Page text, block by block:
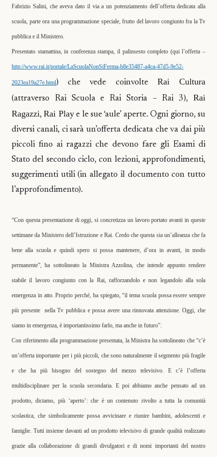
Fabrizio Salini, che aveva dato il via a un potenziamento dell’offerta dedicata alla
scuola, parte ora una programmazione speciale, frutto del lavoro congiunto fra la Tv
pubblica e il Ministero.
Presentato stamattina, in conferenza stampa, il palinsesto completo (qui l’offerta –
http://www.rai.it/portale/LaScuolaNonSiFerma-b8e35487-a4ca-47d5-9e52-
2023ea19a27e.html) che vede coinvolte Rai Cultura
(attraverso Rai Scuola e Rai Storia – Rai 3), Rai
Ragazzi,Rai Playe le sue ‘aule’ aperte. Ogni giorno, su
diversi canali, ci sarà un’offerta dedicata che va dai più
piccoli fino ai ragazzi che devono fare gli Esami di
Stato del secondo ciclo, con lezioni, approfondimenti,
suggerimenti utili (in allegato il documento con tutto
l’approfondimento).
“Con questa presentazione di oggi, si concretizza un lavoro portato avanti in queste
settimane da Ministero dell’Istruzione e Rai. Credo che questa sia un’alleanza che fa
bene alla scuola e quindi spero si possa mantenere, d’ora in avanti, in modo
permanente”, ha sottolineato la Ministra Azzolina, che intende appunto rendere
stabile il lavoro congiunto con la Rai, rafforzandolo e non legandolo alla sola
emergenza in atto. Proprio perché, ha spiegato, “il tema scuola possa essere sempre
più presente nella Tv pubblica e possa avere una rinnovata attenzione. Oggi, che
siamo in emergenza, è importantissimo farlo, ma anche in futuro”.
Con riferimento alla programmazione presentata, la Ministra ha sottolineato che “c’è
un’offerta importante per i più piccoli, che sono naturalmente il segmento più fragile
e che ha più bisogno del sostegno del mezzo televisivo. E c’è l’offerta
multidisciplinare per la scuola secondaria. E poi abbiamo anche pensato ad un
prodotto, diciamo, più ‘aperto’: che è un contenuto rivolto a tutta la comunità
scolastica, che simbolicamente possa avvicinare e riunire bambini, adolescenti e
famiglie. Tutti insieme davanti ad un prodotto televisivo di grande qualità realizzato
grazie alla collaborazione di grandi divulgatori e di nomi importanti del nostro